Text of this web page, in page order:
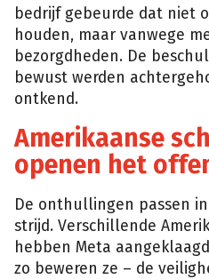
bedrijf gebeurde dat niet
houden, maar vanwege
bezorgdheden. De
bewust werden
ontkend.
Amerikaanse
openen het
De onthullingen passen
strijd. Verschillende
hebben Meta
zo beweren ze – de